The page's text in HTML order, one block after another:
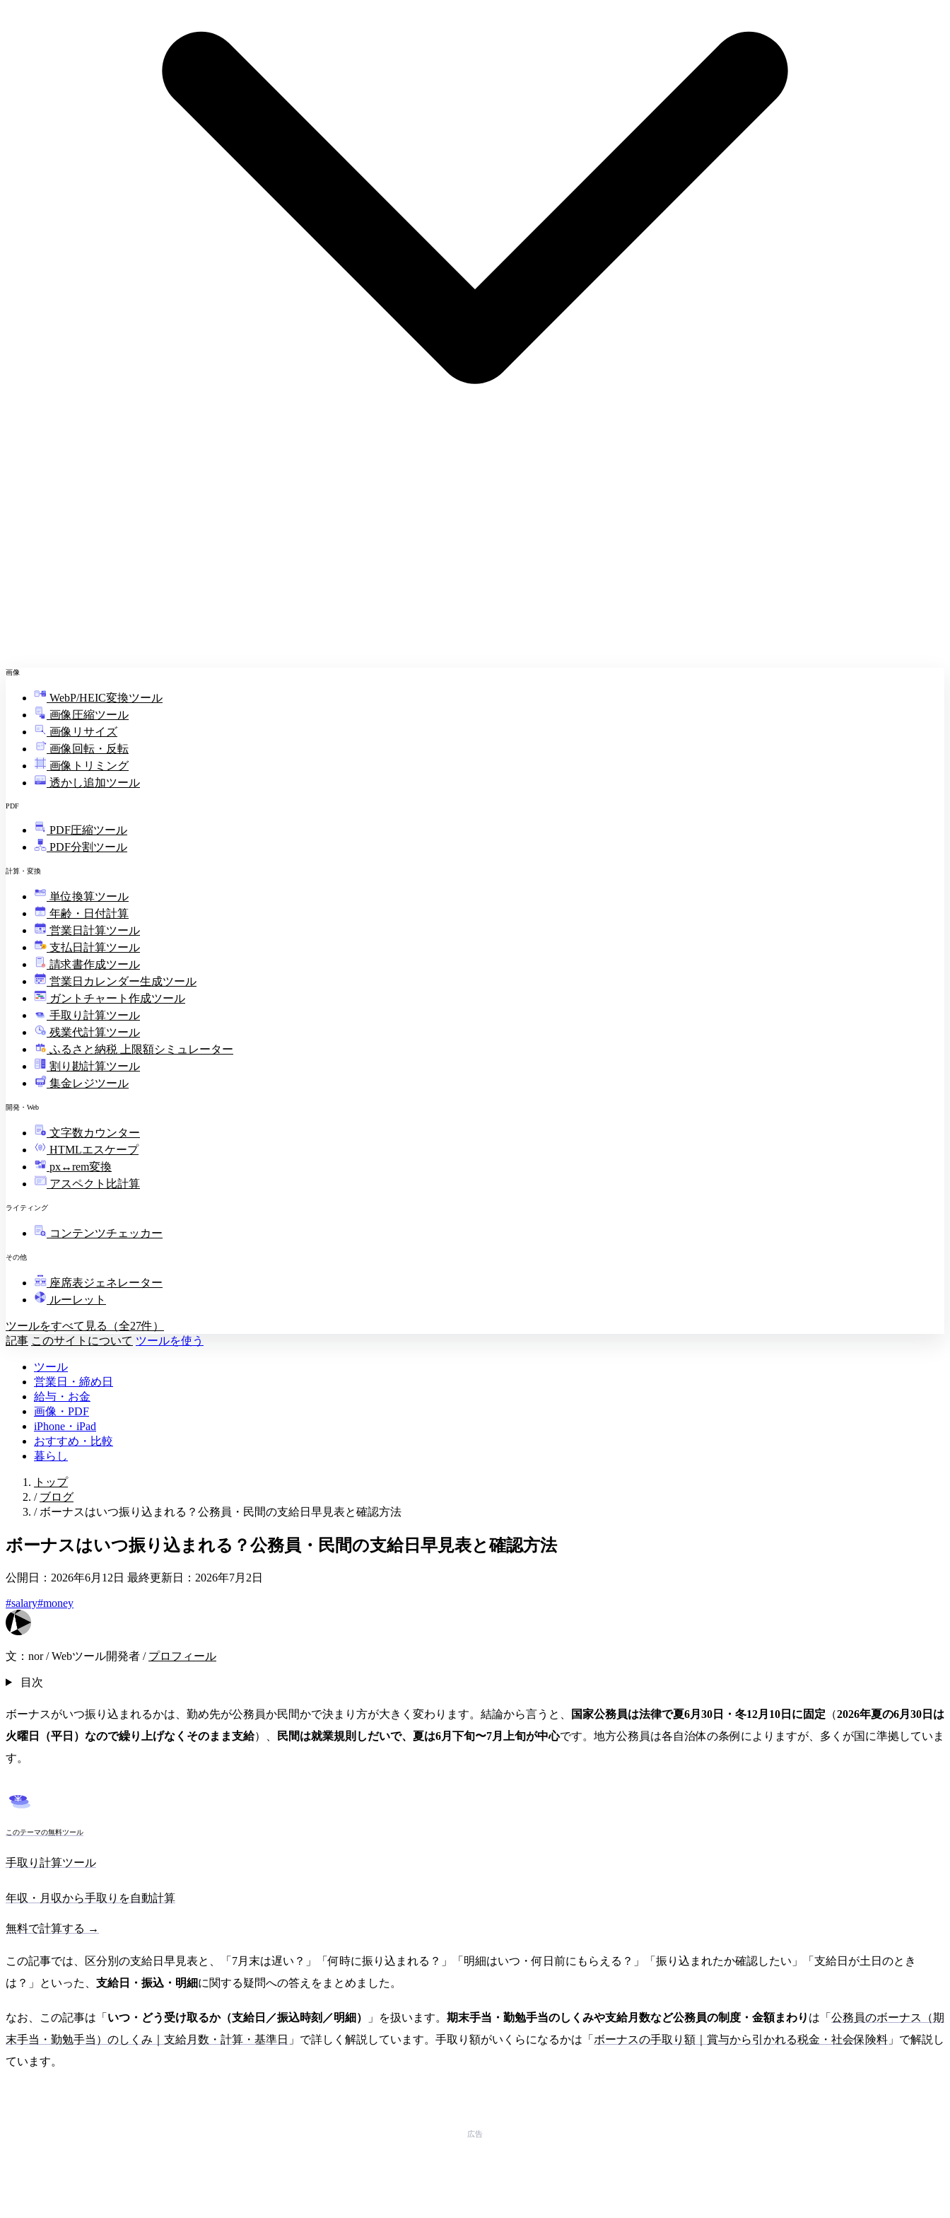
画像
WebP/HEIC変換ツール
画像圧縮ツール
画像リサイズ
画像回転・反転
画像トリミング
透かし追加ツール
PDF
PDF圧縮ツール
PDF分割ツール
計算・変換
単位換算ツール
年齢・日付計算
営業日計算ツール
¥ 支払日計算ツール
印
請求書作成ツール
営業日カレンダー生成ツール
ガントチャート作成ツール
手取り計算ツール
残業代計算ツール
ふるさと納税 上限額シミュレーター
割り勘計算ツール
集金レジツール
開発・Web
文字数カウンター
HTMLエスケープ
px↔rem変換
アスペクト比計算
ライティング
コンテンツチェッカー
その他
教壇
座席表ジェネレーター
ルーレット
ツールをすべて見る（全27件）
記事 このサイトについて ツールを使う
ツール
営業日・締め日
給与・お金
画像・PDF
iPhone・iPad
おすすめ・比較
暮らし
トップ
/ ブログ
/ ボーナスはいつ振り込まれる？公務員・民間の支給日早見表と確認方法
ボーナスはいつ振り込まれる？公務員・民間の支給日早見表と確認方法
公開日：2026年6月12日 最終更新日：2026年7月2日
#salary#money
文： nor /Webツール開発者 / プロフィール
目次
ボーナスがいつ振り込まれるかは、勤め先が公務員か民間かで決まり方が大きく変わります。結論から言うと、 国家公務員は法律で夏6月30日・冬12月10日に固定 （2026年夏の6月30日は
火曜日（平日）なので繰り上げなくそのまま支給）、 民間は就業規則しだいで、夏は6月下旬〜7月上旬が中心です。地方公務員は各自治体の条例によりますが、多くが国に準拠していま
す。
このテーマの無料ツール
手取り計算ツール
年収・月収から手取りを自動計算
無料で計算する →
この記事では、区分別の支給日早見表と、「7月末は遅い？」「何時に振り込まれる？」「明細はいつ・何日前にもらえる？」「振り込まれたか確認したい」「支給日が土日のとき
は？」といった、 支給日・振込・明細に関する疑問への答えをまとめました。
なお、この記事は「 いつ・どう受け取るか（支給日／振込時刻／明細） 」を扱います。 期末手当・勤勉手当のしくみや支給月数など公務員の制度・金額まわり は「 公務員のボーナス（期
末手当・勤勉手当）のしくみ｜支給月数・計算・基準日 」で詳しく解説しています。手取り額がいくらになるかは「 ボーナスの手取り額｜賞与から引かれる税金・社会保険料 」で解説し
ています。
広告